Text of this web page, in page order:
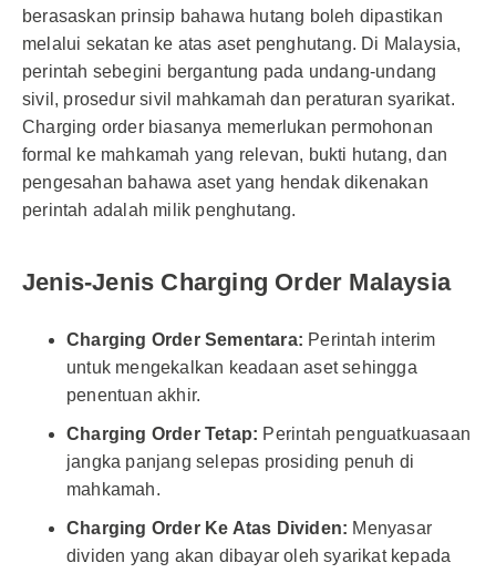
berasaskan prinsip bahawa hutang boleh dipastikan
melalui sekatan ke atas aset penghutang. Di Malaysia,
perintah sebegini bergantung pada undang-undang
sivil, prosedur sivil mahkamah dan peraturan syarikat.
Charging order biasanya memerlukan permohonan
formal ke mahkamah yang relevan, bukti hutang, dan
pengesahan bahawa aset yang hendak dikenakan
perintah adalah milik penghutang.
Jenis-Jenis Charging Order Malaysia
Charging Order Sementara: Perintah interim
untuk mengekalkan keadaan aset sehingga
penentuan akhir.
Charging Order Tetap: Perintah penguatkuasaan
jangka panjang selepas prosiding penuh di
mahkamah.
Charging Order Ke Atas Dividen: Menyasar
dividen yang akan dibayar oleh syarikat kepada